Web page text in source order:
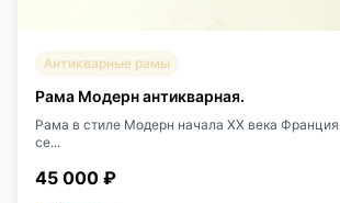
Антикварные рамы
Рама Модерн антикварная.
Рама в стиле Модерн начала XX века
се...
45 000 ₽